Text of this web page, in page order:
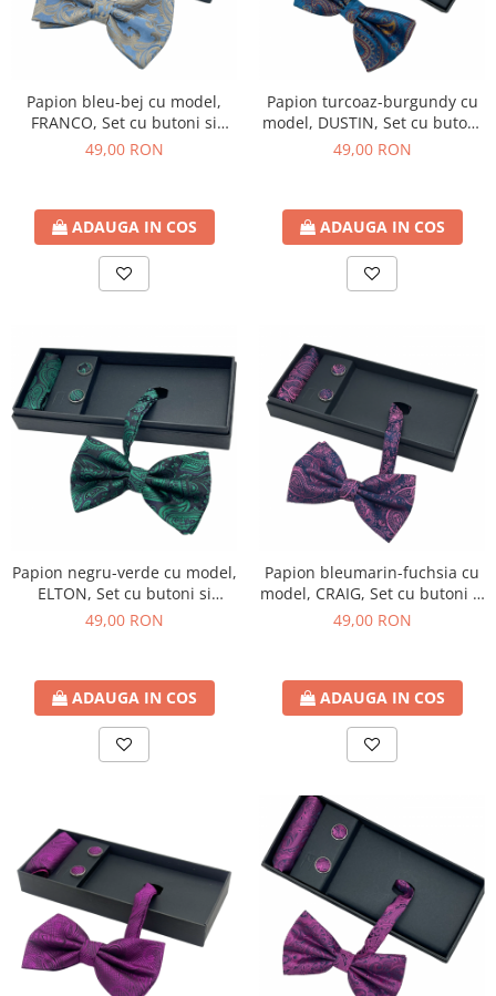
Decoratiuni Craciun
Sweet Wonderland
Crengute Decorative
Decoratiuni Muzicale
Decoratiuni Luminoase
Coronite & Ghirlande
Felicitari, Cutii si Pungi de Cadou
Papion bleu-bej cu model,
FRANCO, Set cu butoni si
batista
49,00 RON
ADAUGA IN COS
Papion turcoaz-burgundy cu
model, DUSTIN, Set cu butoni
si batista
49,00 RON
ADAUGA IN COS
Papion negru-verde cu model,
ELTON, Set cu butoni si
batista
49,00 RON
ADAUGA IN COS
Papion bleumarin-fuchsia cu
model, CRAIG, Set cu butoni si
batista
49,00 RON
ADAUGA IN COS